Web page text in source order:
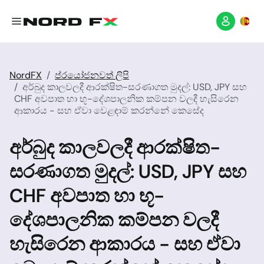
NordFX
ප්රයෝජනවත් ලිපි
අර්බුද කාලවලදී ආරක්ෂිත-සරණාගත මුදල්: USD, JPY සහ
CHF අවපාත හා භූ-දේශපාලනික කම්පන වලදී හැසිරෙන
ආකාරය - සහ ඒවා වෙළඳාම් කරන්නේ කෙසේද
අර්බුද කාලවලදී ආරක්ෂිත-
සරණාගත මුදල්: USD, JPY සහ
CHF අවපාත හා භූ-
දේශපාලනික කම්පන වලදී
හැසිරෙන ආකාරය - සහ ඒවා